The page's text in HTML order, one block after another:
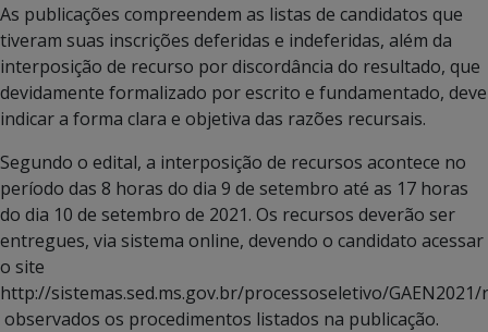
As publicações compreendem as listas de candidatos que
tiveram suas inscrições deferidas e indeferidas, além da
interposição de recurso por discordância do resultado, que
devidamente formalizado por escrito e fundamentado, deve
indicar a forma clara e objetiva das razões recursais.
Segundo o edital, a interposição de recursos acontece no
período das 8 horas do dia 9 de setembro até as 17 horas
do dia 10 de setembro de 2021. Os recursos deverão ser
entregues, via sistema online, devendo o candidato acessar
o site
http://sistemas.sed.ms.gov.br/processoseletivo/
observados os procedimentos listados na publicação.